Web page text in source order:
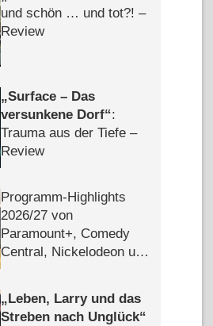
und schön … und tot?! –
Review
Surface – Das
versunkene Dorf :
Trauma aus der Tiefe –
Review
Programm-Highlights
2026/​27 von
Paramount+, Comedy
Central, Nickelodeon und
Leben, Larry und das
Streben nach Unglück